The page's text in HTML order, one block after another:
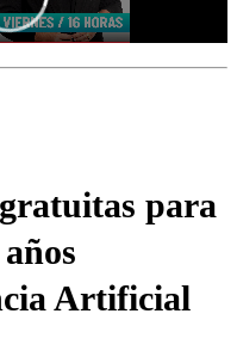
para
Artificial